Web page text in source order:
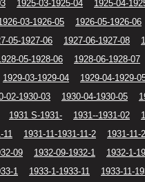
1925-03-1925-04 1925-04-
03-1926-05 1926-05-1926-06
05-1927-06 1927-06-1927-08
05-1928-06 1928-06-1928-07
1929-03-1929-04 1929-04-1929-
02-1930-03 1930-04-1930-05
1931 S-1931- 1931--1931-02
11 1931-11-1931-11-2 1931-11-
09 1932-09-1932-1 1932-1-
1 1933-1-1933-11 1933-11-